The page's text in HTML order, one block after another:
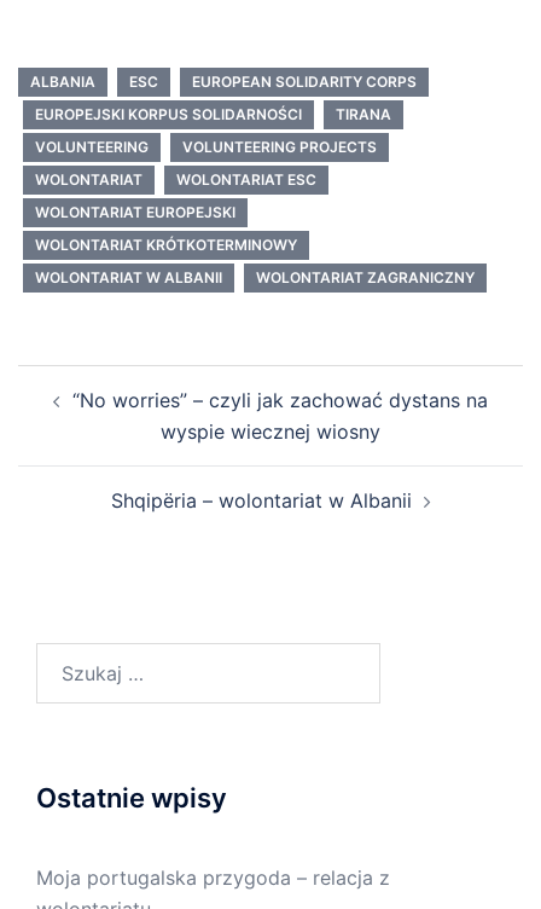
ALBANIA ESC
EUROPEAN SOLIDARITY CORPS
EUROPEJSKI KORPUS SOLIDARNOŚCI
TIRANA
VOLUNTEERING
VOLUNTEERING PROJECTS
WOLONTARIAT
WOLONTARIAT ESC
WOLONTARIAT EUROPEJSKI
WOLONTARIAT KRÓTKOTERMINOWY
WOLONTARIAT W ALBANII
WOLONTARIAT ZAGRANICZNY
“No worries” – czyli jak zachować dystans na
wyspie wiecznej wiosny
Shqipëria – wolontariat w Albanii
Ostatnie wpisy
Moja portugalska przygoda – relacja z